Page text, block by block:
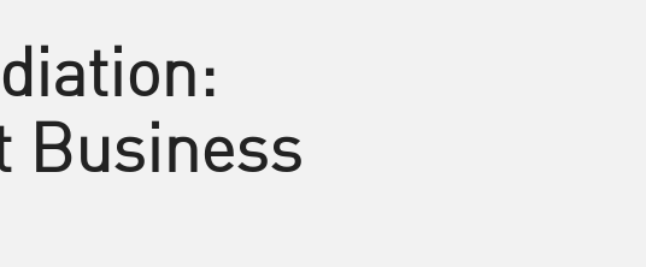
Business